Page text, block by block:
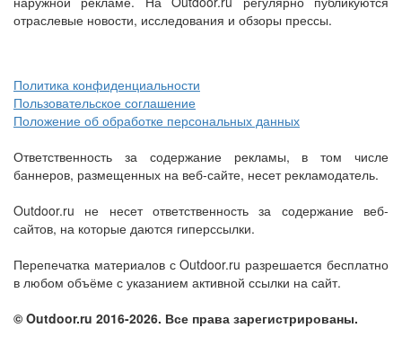
отраслевые новости, исследования и обзоры прессы.
Политика конфиденциальности
Пользовательское соглашение
Положение об обработке персональных данных
Ответственность за содержание рекламы, в том числе
баннеров, размещенных на веб-сайте, несет рекламодатель.
Outdoor.ru не несет ответственность за содержание веб-
сайтов, на которые даются гиперссылки.
Перепечатка материалов с Outdoor.ru разрешается бесплатно
в любом объёме с указанием активной ссылки на сайт.
© Outdoor.ru 2016-2026. Все права зарегистрированы.